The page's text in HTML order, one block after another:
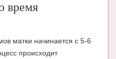
время
матки начинается с 5-6
происходит